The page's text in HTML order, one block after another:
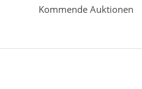
Kommende Auktionen